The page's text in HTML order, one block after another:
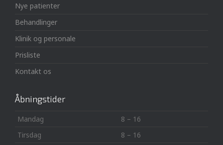
Nye patienter
Behandlinger
Klinik og personale
Prisliste
Kontakt os
Åbningstider
Mandag
8 – 16
Tirsdag
8 – 16